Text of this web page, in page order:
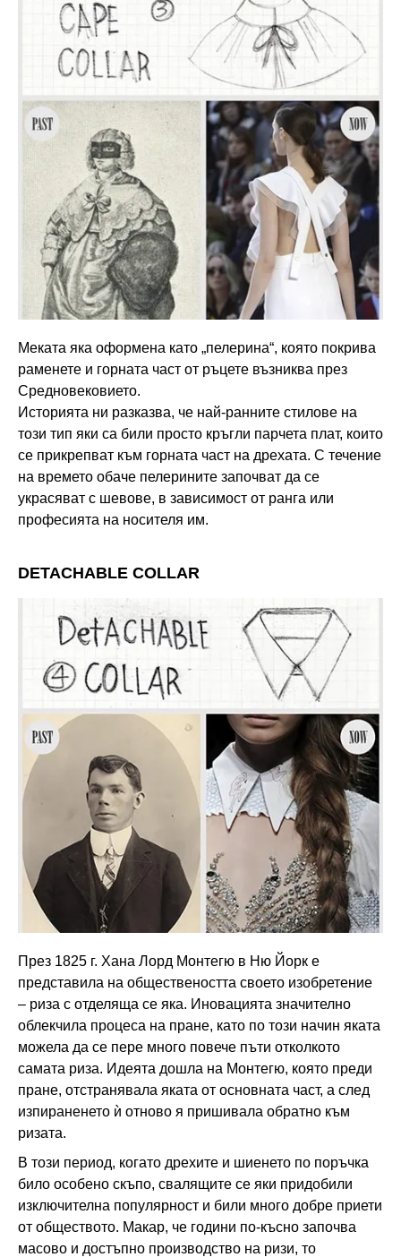
Меката яка оформена като „пелерина“, която покрива
раменете и горната част от ръцете възниква през
Средновековието.
Историята ни разказва, че най-ранните стилове на
този тип яки са били просто кръгли парчета плат, които
се прикрепват към горната част на дрехата. С течение
на времето обаче пелерините започват да се
украсяват с шевове, в зависимост от ранга или
професията на носителя им.
DETACHABLE COLLAR
През 1825 г. Хана Лорд Монтегю в Ню Йорк е
представила на обществеността своето изобретение
– риза с отделяща се яка. Иновацията значително
облекчила процеса на пране, като по този начин яката
можела да се пере много повече пъти отколкото
самата риза. Идеята дошла на Монтегю, която преди
пране, отстранявала яката от основната част, а след
изпираненето ѝ отново я пришивала обратно към
ризата.
В този период, когато дрехите и шиенето по поръчка
било особено скъпо, свалящите се яки придобили
изключителна популярност и били много добре приети
от обществото. Макар, че години по-късно започва
масово и достъпно производство на ризи, то